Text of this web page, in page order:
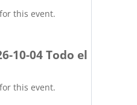
this event.
10-04 Todo el
this event.